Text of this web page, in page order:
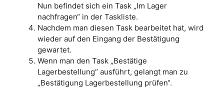
Nun befindet sich ein Task „Im Lager
nachfragen“ in der Taskliste.
Nachdem man diesen Task bearbeitet hat, wird
wieder auf den Eingang der Bestätigung
gewartet.
Wenn man den Task „Bestätige
Lagerbestellung“ ausführt, gelangt man zu
„Bestätigung Lagerbestellung prüfen“.